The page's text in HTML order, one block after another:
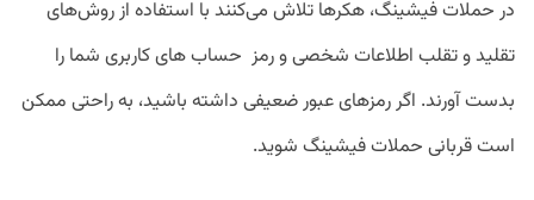
در حملات فیشینگ، هکرها تلاش می‌کنند با استفاده از روش‌های
تقلید و تقلب اطلاعات شخصی و رمز حساب های کاربری شما را
بدست آورند. اگر رمزهای عبور ضعیفی داشته باشید، به راحتی ممکن
است قربانی حملات فیشینگ شوید.